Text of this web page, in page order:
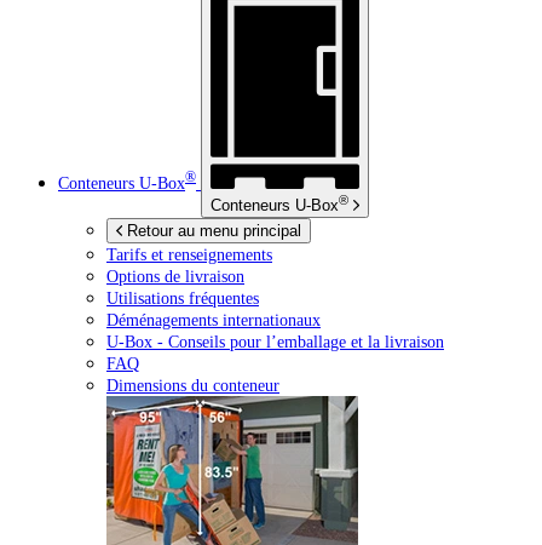
Conteneurs U-Box®
Conteneurs U-Box®
Retour au menu principal
Tarifs et renseignements
Options de livraison
Utilisations fréquentes
Déménagements internationaux
U-Box - Conseils pour l’emballage et la livraison
FAQ
Dimensions du conteneur